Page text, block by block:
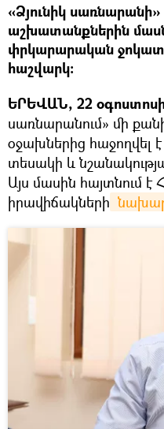
«Ձյունիկ
աշխատանքներին
փրկարարական
հաշվարկ։
ԵՐԵՎԱՆ, 22
սառնարանում» մի
օջախներից հաջողվել
տեսակի և
Այս մասին հայտնում
իրավիճակների